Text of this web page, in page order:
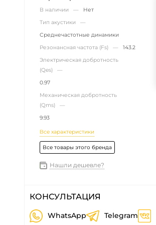
В наличии — Нет
Тип акустики —
Среднечастотные динамики
Резонансная частота (Fs) —143.2
Электрическая добротность
(Qes) —
0.97
Механическая добротность
(Qms) —
9.93
Все характеристики
Все товары этого бренда
Нашли дешевле?
КОНСУЛЬТАЦИЯ
WhatsApp Telegram